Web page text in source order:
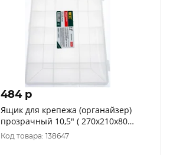
484 p
Ящик для крепежа (органайзер)
прозрачный 10,5" ( 270х210х80
мм )
Код товара: 138647